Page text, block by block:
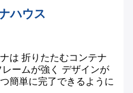
ハウス
は 折りたたむコンテナ
ームが強く デザインが
簡単に完了できるように